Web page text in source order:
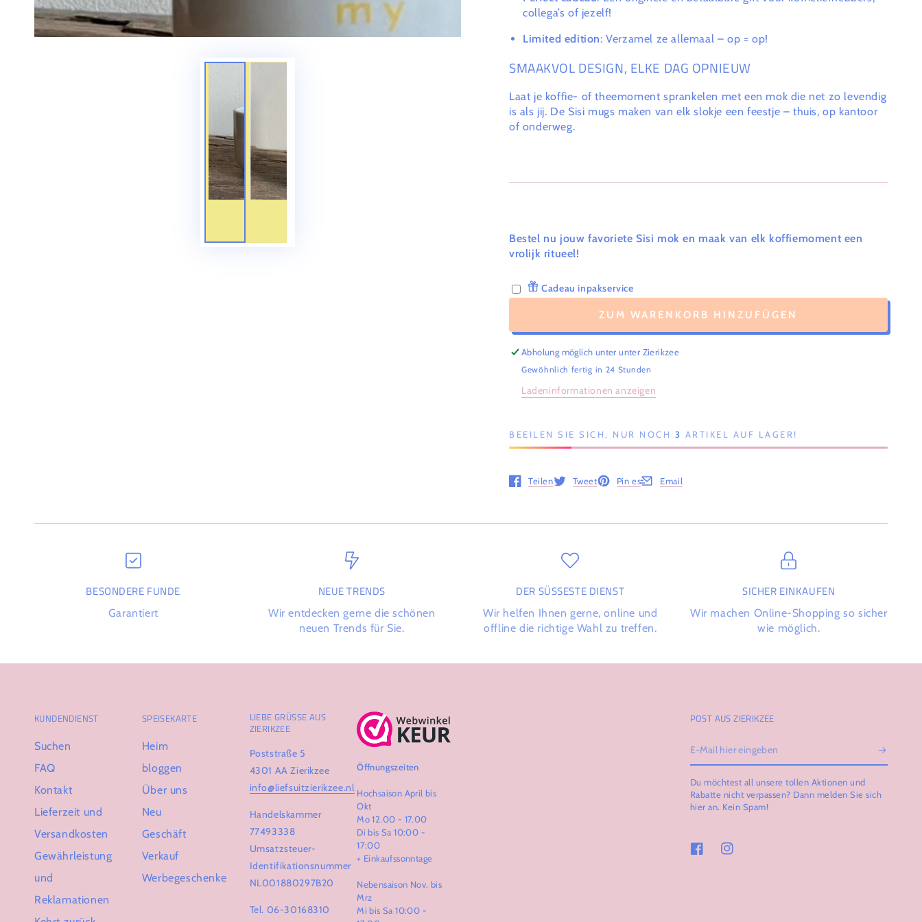
collega’s of jezelf!
Limited edition: Verzamel ze allemaal – op = op!
SMAAKVOL DESIGN, ELKE DAG OPNIEUW
Laat je koffie- of theemoment sprankelen met een mok die net zo levendig
is als jij. De Sisi mugs maken van elk slokje een feestje – thuis, op kantoor
of onderweg.
Bestel nu jouw favoriete Sisi mok en maak van elk koffiemoment een
vrolijk ritueel!
Cadeau inpakservice
ZUM WARENKORB HINZUFÜGEN
Abholung möglich unter unter Zierikzee
Gewöhnlich fertig in 24 Stunden
Ladeninformationen anzeigen
BEEILEN SIE SICH, NUR NOCH 3 ARTIKEL AUF LAGER!
Teilen
Öffnet in einem neuen Fenster.
Tweet
Öffnet in einem neuen Fenster.
Pin es
Öffnet in einem neuen Fenster.
Email
Öffnet in einem neuen Fenster.
BESONDERE FUNDE
Garantiert
NEUE TRENDS
Wir entdecken gerne die schönen
neuen Trends für Sie.
DER SÜSSESTE DIENST
Wir helfen Ihnen gerne, online und
offline die richtige Wahl zu treffen.
SICHER EINKAUFEN
Wir machen Online-Shopping so sicher
wie möglich.
KUNDENDIENST
Suchen
FAQ
Kontakt
Lieferzeit und
Versandkosten
Gewährleistung
und
Reklamationen
SPEISEKARTE
Heim
bloggen
Über uns
Neu
Geschäft
Verkauf
Werbegeschenke
LIEBE GRÜSSE AUS Z
IERIKZEE
Poststraße 5
4301 AA Zierikzee
info@liefsuitzierikzee.nl
Handelskammer
77493338
Umsatzsteuer-
Identifikationsnummer
NL001880297B20
Tel. 06-30168310
Öffnungszeiten
Hochsaison April bis
Okt
Mo 12.00 - 17.00
Di bis Sa 10:00 -
17:00
+ Einkaufssonntage
Nebensaison Nov. bis
Mrz
Mi bis Sa 10:00 -
POST AUS ZIERIKZEE
E-
Mail
hier
eingeben
Du möchtest all unsere tollen Aktionen und
Rabatte nicht verpassen? Dann melden Sie sich
hier an. Kein Spam!
FacebookInstagram